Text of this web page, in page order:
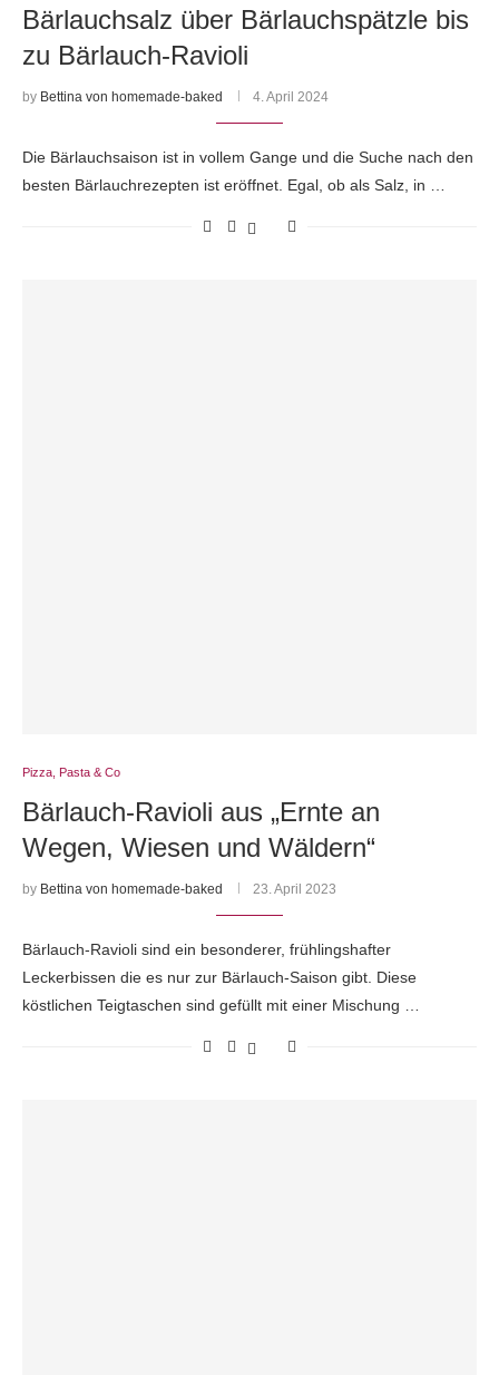
Bärlauchsalz über Bärlauchspätzle bis
zu Bärlauch-Ravioli
by Bettina von homemade-baked 4. April 2024
Die Bärlauchsaison ist in vollem Gange und die Suche nach den
besten Bärlauchrezepten ist eröffnet. Egal, ob als Salz, in …
Pizza, Pasta & Co
Bärlauch-Ravioli aus „Ernte an
Wegen, Wiesen und Wäldern“
by Bettina von homemade-baked 23. April 2023
Bärlauch-Ravioli sind ein besonderer, frühlingshafter
Leckerbissen die es nur zur Bärlauch-Saison gibt. Diese
köstlichen Teigtaschen sind gefüllt mit einer Mischung …